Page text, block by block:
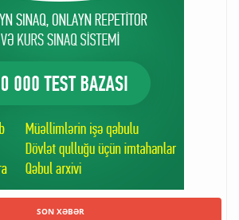
SON XƏBƏR